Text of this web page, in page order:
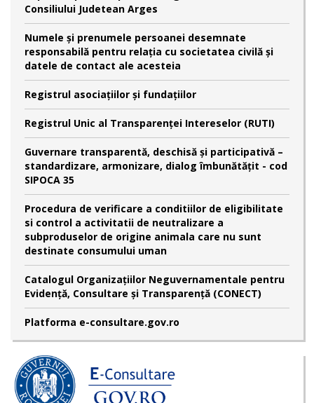
Consiliului Judetean Arges
Numele şi prenumele persoanei desemnate
responsabilă pentru relaţia cu societatea civilă şi
datele de contact ale acesteia
Registrul asociațiilor și fundațiilor
Registrul Unic al Transparenței Intereselor (RUTI)
Guvernare transparentă, deschisă și participativă –
standardizare, armonizare, dialog îmbunătățit - cod
SIPOCA 35
Procedura de verificare a conditiilor de eligibilitate
si control a activitatii de neutralizare a
subproduselor de origine animala care nu sunt
destinate consumului uman
Catalogul Organizațiilor Neguvernamentale pentru
Evidență, Consultare și Transparență (CONECT)
Platforma e-consultare.gov.ro